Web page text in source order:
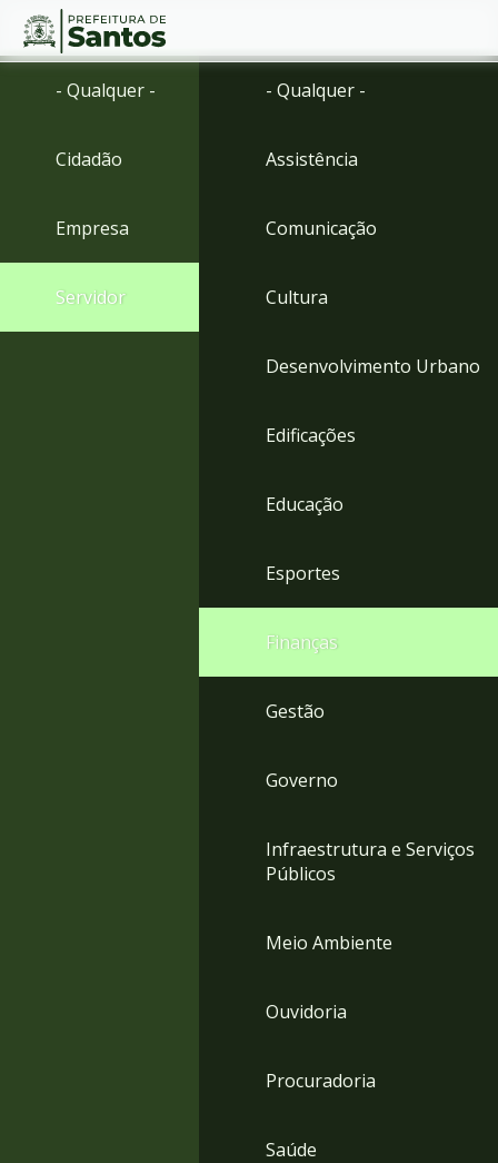
Ir
menu
para
Conteúdo
- Qualquer -
Cidadão
Empresa
Servidor
- Qualquer -
Assistência
Comunicação
Cultura
Desenvolvimento Urbano
Edificações
Educação
Esportes
Finanças
Gestão
Governo
Infraestrutura e Serviços
Públicos
Meio Ambiente
Ouvidoria
Procuradoria
Saúde